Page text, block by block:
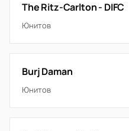
The Ritz-Carlton - DIFC
Юнитов
Burj Daman
Юнитов